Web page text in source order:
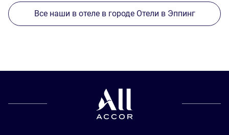
Все наши в отеле в городе Отели в Эппинг